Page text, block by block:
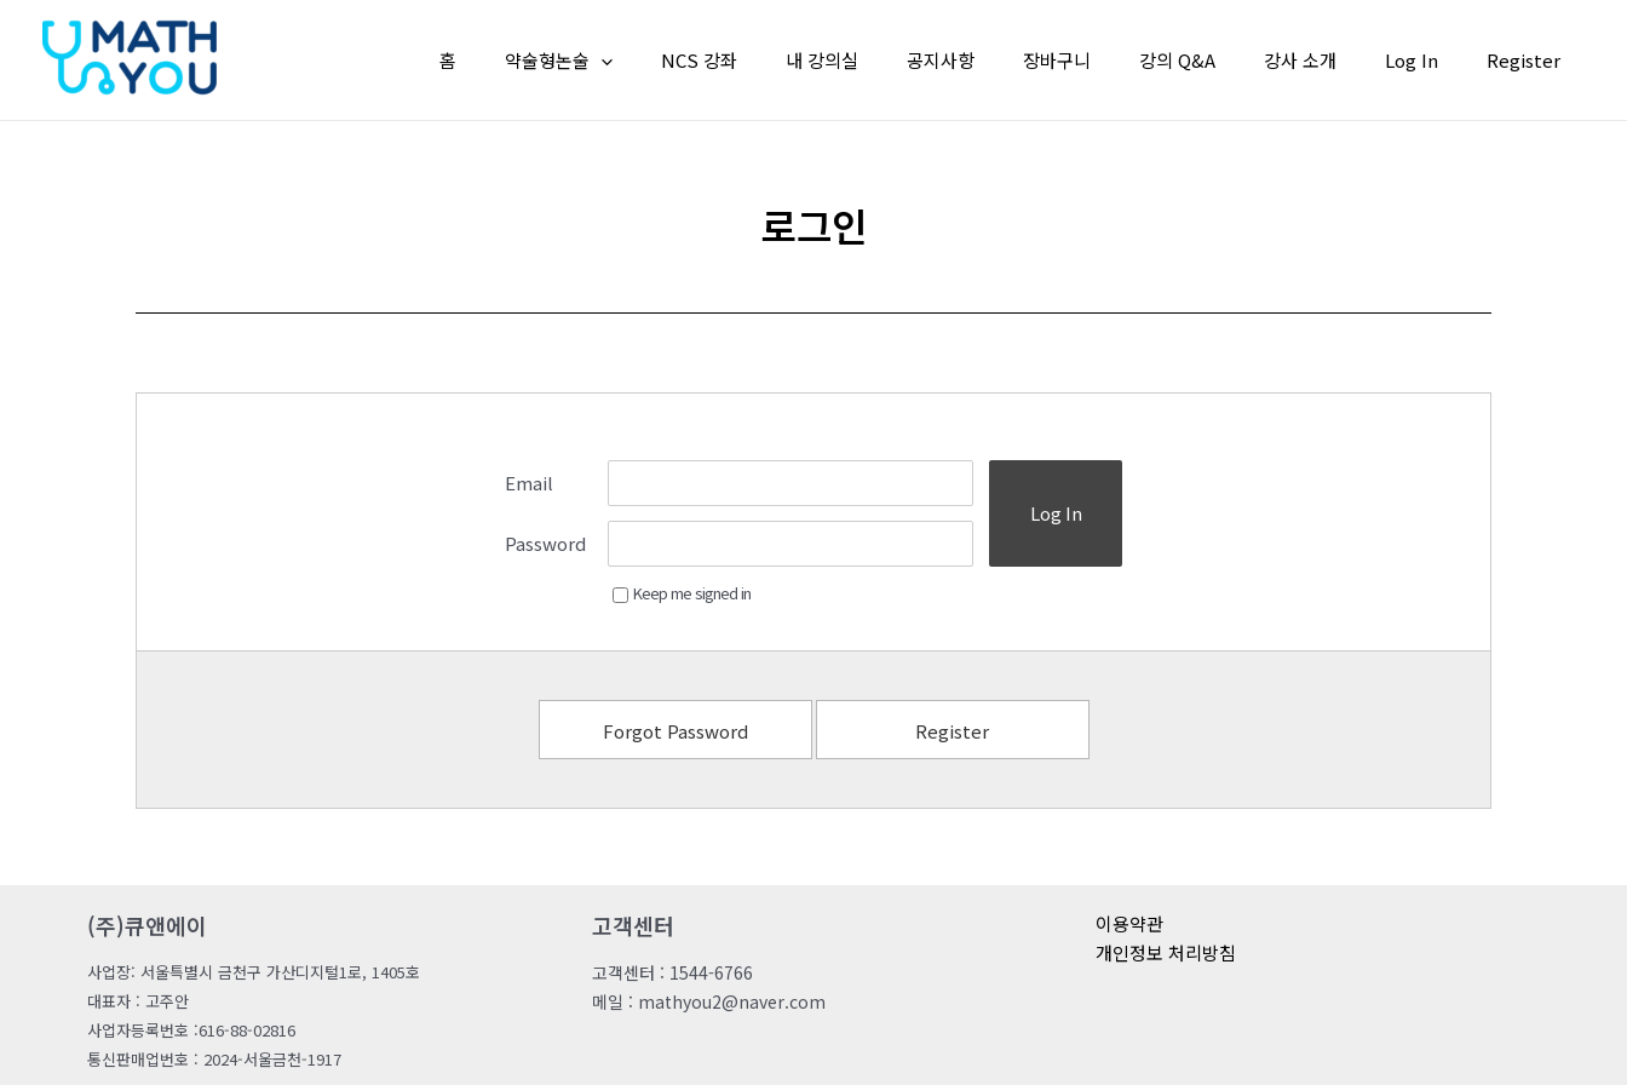
건너뛰기
홈 약술형논술 NCS 강좌 내 강의실 공지사항 장바구니 강의 Q&A 강사 소개 Log In Register
로그인
Email
Password
Keep me signed in
Log In
Forgot Password Register
(주)큐앤에이
사업장: 서울특별시 금천구 가산디지털1로, 1405호
대표자 : 고주안
사업자등록번호 :616-88-02816
통신판매업번호 : 2024-서울금천-1917
고객센터
고객센터 : 1544-6766
메일 : mathyou2@naver.com
이용약관
개인정보 처리방침